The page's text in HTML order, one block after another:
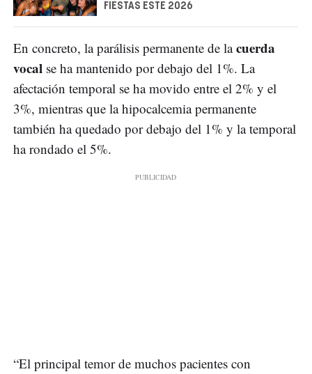
FIESTAS ESTE 2026
En concreto, la parálisis permanente de lacuerda
vocal se ha mantenido por debajo del 1%. La
afectación temporal se ha movido entre el 2% y el
3%, mientras que la hipocalcemia permanente
también ha quedado por debajo del 1% y la temporal
ha rondado el 5%.
“El principal temor de muchos pacientes con